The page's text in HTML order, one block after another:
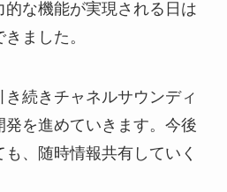
的な機能が実現される日は
ました。
続きチャネルサウンディ
発を進めていきます。今後
、随時情報共有していく